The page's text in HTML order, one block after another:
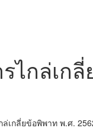
ไกล่เกลี่
กลี่ยข้อพิพาท พ.ศ.